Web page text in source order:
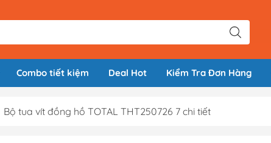
Combo tiết kiệm Deal Hot Kiểm Tra Đơn Hàng
Bộ tua vít đồng hồ TOTAL THT250726 7 chi tiết